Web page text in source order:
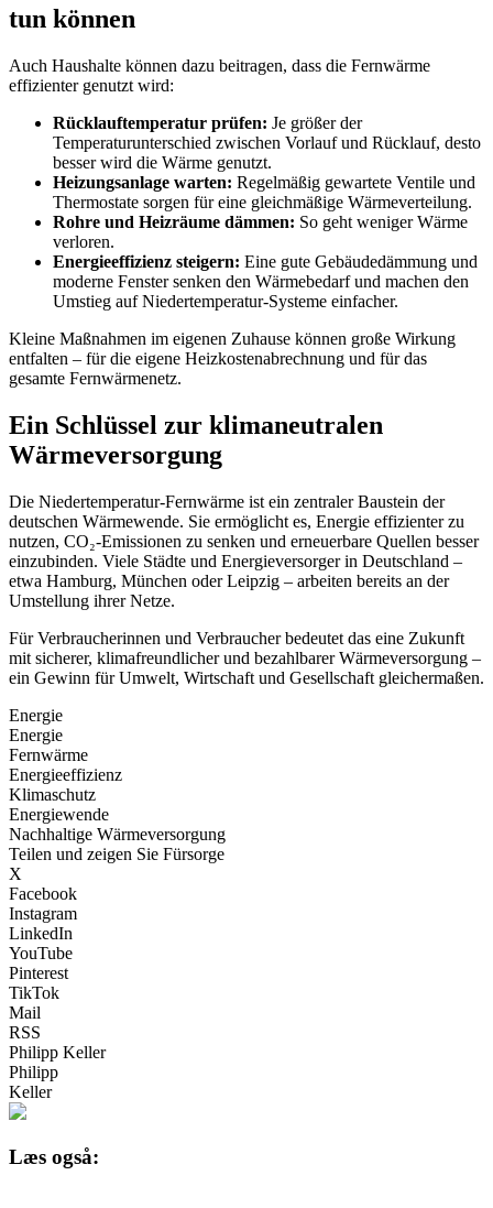
tun können
Auch Haushalte können dazu beitragen, dass die Fernwärme
effizienter genutzt wird:
Rücklauftemperatur prüfen: Je größer der
Temperaturunterschied zwischen Vorlauf und Rücklauf, desto
besser wird die Wärme genutzt.
Heizungsanlage warten: Regelmäßig gewartete Ventile und
Thermostate sorgen für eine gleichmäßige Wärmeverteilung.
Rohre und Heizräume dämmen: So geht weniger Wärme
verloren.
Energieeffizienz steigern: Eine gute Gebäudedämmung und
moderne Fenster senken den Wärmebedarf und machen den
Umstieg auf Niedertemperatur-Systeme einfacher.
Kleine Maßnahmen im eigenen Zuhause können große Wirkung
entfalten – für die eigene Heizkostenabrechnung und für das
gesamte Fernwärmenetz.
Ein Schlüssel zur klimaneutralen
Wärmeversorgung
Die Niedertemperatur-Fernwärme ist ein zentraler Baustein der
deutschen Wärmewende. Sie ermöglicht es, Energie effizienter zu
nutzen, CO₂-Emissionen zu senken und erneuerbare Quellen besser
einzubinden. Viele Städte und Energieversorger in Deutschland –
etwa Hamburg, München oder Leipzig – arbeiten bereits an der
Umstellung ihrer Netze.
Für Verbraucherinnen und Verbraucher bedeutet das eine Zukunft
mit sicherer, klimafreundlicher und bezahlbarer Wärmeversorgung –
ein Gewinn für Umwelt, Wirtschaft und Gesellschaft gleichermaßen.
Energie
Energie
Fernwärme
Energieeffizienz
Klimaschutz
Energiewende
Nachhaltige Wärmeversorgung
Teilen und zeigen Sie Fürsorge
X
Facebook
Instagram
LinkedIn
YouTube
Pinterest
TikTok
Mail
RSS
Philipp Keller
Philipp
Keller
Læs også: